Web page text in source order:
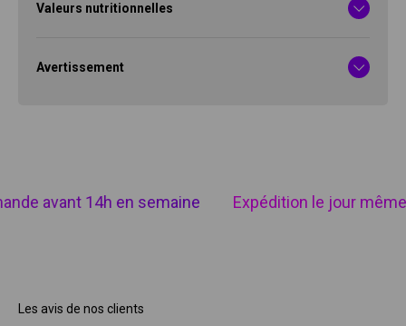
Valeurs nutritionnelles
Avertissement
avant 14h en semaine Expédition le jour même
Les avis de nos clients